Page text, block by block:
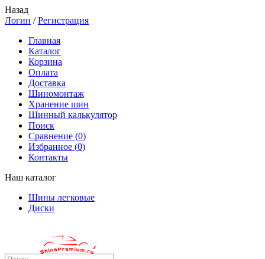
Назад
Логин /Регистрация
Главная
Каталог
Корзина
Оплата
Доставка
Шиномонтаж
Хранение шин
Шинный калькулятор
Поиск
Сравнение (0)
Избранное (0)
Контакты
Наш каталог
Шины легковые
Диски